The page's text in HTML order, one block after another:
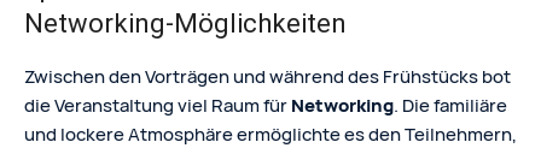
Networking-Möglichkeiten
Zwischen den Vorträgen und während des Frühstücks bot
die Veranstaltung viel Raum fürNetworking. Die familiäre
und lockere Atmosphäre ermöglichte es den Teilnehmern,